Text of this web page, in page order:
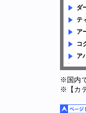
ダ
テ
ア
コ
ア
※国内
※【カ